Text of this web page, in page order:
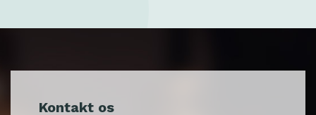
Kontakt os